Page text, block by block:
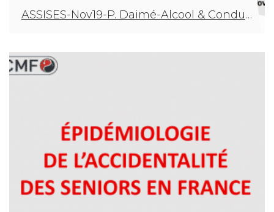
ASSISES-Nov19-P. Daimé-Alcool & Conduite